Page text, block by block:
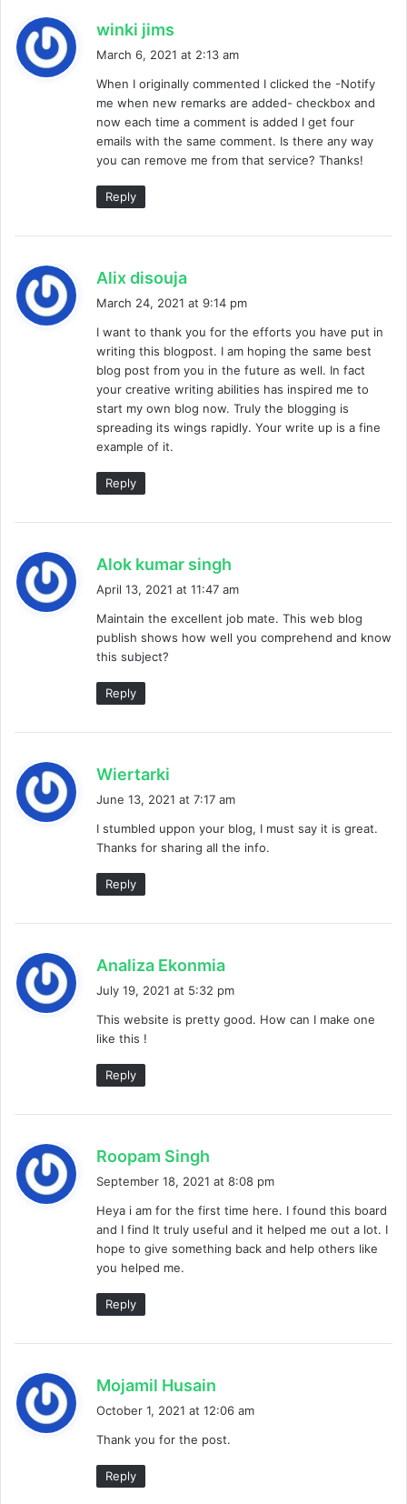
winki jims
s
:
March 6, 2021 at 2:13 am
When I originally commented I clicked the -Notify
me when new remarks are added- checkbox and
now each time a comment is added I get four
emails with the same comment. Is there any way
you can remove me from that service? Thanks!
Reply
Alix disouja
s
:
March 24, 2021 at 9:14 pm
I want to thank you for the efforts you have put in
writing this blogpost. I am hoping the same best
blog post from you in the future as well. In fact
your creative writing abilities has inspired me to
start my own blog now. Truly the blogging is
spreading its wings rapidly. Your write up is a fine
example of it.
Reply
Alok kumar singh
s
April 13, 2021 at 11:47 am
Maintain the excellent job mate. This web blog
publish shows how well you comprehend and know
this subject?
Reply
Wiertarki
s
:
June 13, 2021 at 7:17 am
I stumbled uppon your blog, I must say it is great.
Thanks for sharing all the info.
Reply
Analiza Ekonmia
s
July 19, 2021 at 5:32 pm
This website is pretty good. How can I make one
like this !
Reply
Roopam Singh
s
:
September 18, 2021 at 8:08 pm
Heya i am for the first time here. I found this board
and I find It truly useful and it helped me out a lot. I
hope to give something back and help others like
you helped me.
Reply
Mojamil Husain
s
October 1, 2021 at 12:06 am
Thank you for the post.
Reply